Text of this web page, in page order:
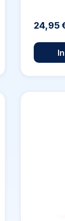
24,95